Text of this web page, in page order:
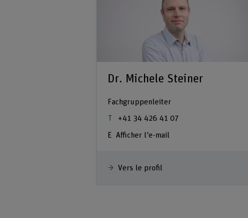
Dr. Michele Steiner
Fachgruppenleiter
+41 34 426 41 07
Afficher l'e-mail
Vers le profil